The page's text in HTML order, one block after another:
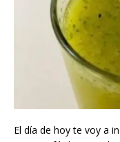
El día de hoy te voy a